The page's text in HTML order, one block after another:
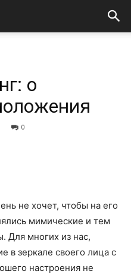
о
0
не хочет, чтобы на его
мимические и тем
Для многих из нас,
в зеркале своего лица с
настроения не